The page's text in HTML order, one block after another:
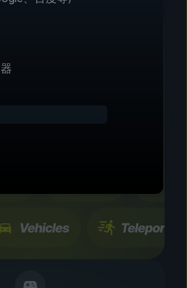
- 选择修改功能